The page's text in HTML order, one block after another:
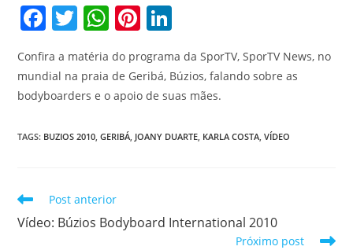
F
c
e
o
k
T
w
itt
er
W
h
at
s
p
Pi
er
e
k
e
n
Confira a matéria do programa da SporTV, SporTV News, no
mundial na praia de Geribá, Búzios, falando sobre as
bodyboarders e o apoio de suas mães.
TAGS: BUZIOS 2010, GERIBÁ, JOANY DUARTE, KARLA COSTA, VÍDEO
Leia
mais
artigos
Post anterior
Vídeo: Búzios Bodyboard International 2010
Próximo post